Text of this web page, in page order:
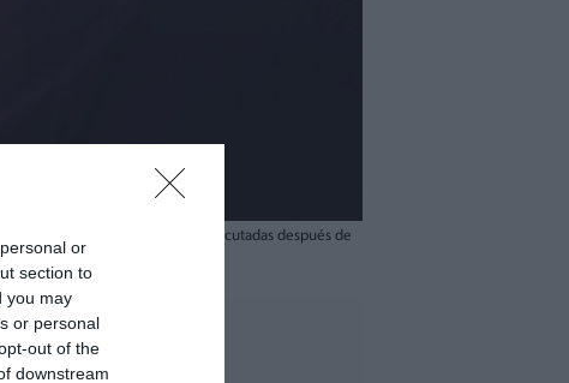
or
section to
you may
or personal
out of the
downstream
de las obras de recuperación ejecutadas después de